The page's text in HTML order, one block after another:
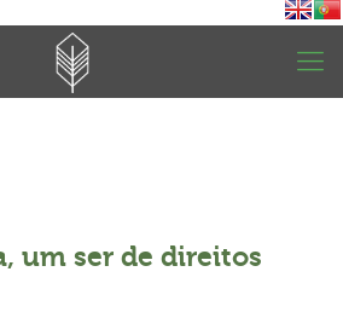
um ser de direitos